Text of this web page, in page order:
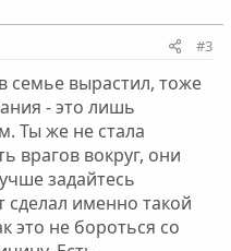
#3
семье вырастил, тоже
- это лишь
Ты же не стала
врагов вокруг, они
задайтесь
именно такой
это не бороться со